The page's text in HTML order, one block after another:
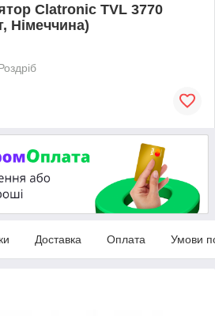
Clatronic TVL 3770
Німеччина)
Доставка Оплата Умови